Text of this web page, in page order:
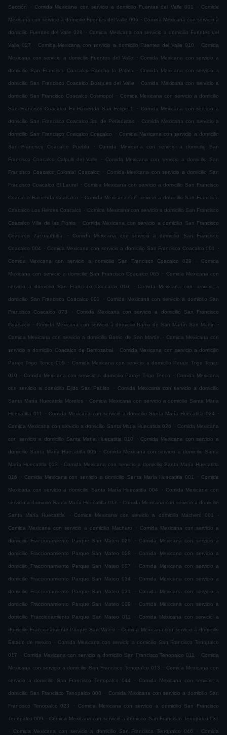
Sección . Comida Mexicana con servicio a domicilio Fuentes del Valle 001 . Comida
Mexicana con servicio a domicilio Fuentes del Valle 006 . Comida Mexicana con servicio a
domicilio Fuentes del Valle 029 . Comida Mexicana con servicio a domicilio Fuentes del
Valle 027 . Comida Mexicana con servicio a domicilio Fuentes del Valle 010 . Comida
Mexicana con servicio a domicilio Fuentes del Valle . Comida Mexicana con servicio a
domicilio San Francisco Coacalco Rancho la Palma . Comida Mexicana con servicio a
domicilio San Francisco Coacalco Bosques del Valle . Comida Mexicana con servicio a
domicilio San Francisco Coacalco Cosmopol . Comida Mexicana con servicio a domicilio
San Francisco Coacalco Ex Hacienda San Felipe 1 . Comida Mexicana con servicio a
domicilio San Francisco Coacalco 3ra de Periodistas . Comida Mexicana con servicio a
domicilio San Francisco Coacalco Coacalco . Comida Mexicana con servicio a domicilio
San Francisco Coacalco Pueblo . Comida Mexicana con servicio a domicilio San
Francisco Coacalco Calpulli del Valle . Comida Mexicana con servicio a domicilio San
Francisco Coacalco Colonial Coacalco . Comida Mexicana con servicio a domicilio San
Francisco Coacalco El Laurel . Comida Mexicana con servicio a domicilio San Francisco
Coacalco Hacienda Coacalco . Comida Mexicana con servicio a domicilio San Francisco
Coacalco Los Heroes Coacalco . Comida Mexicana con servicio a domicilio San Francisco
Coacalco Villa de las Flores . Comida Mexicana con servicio a domicilio San Francisco
Coacalco Zacuauhtitla . Comida Mexicana con servicio a domicilio San Francisco
Coacalco 004 . Comida Mexicana con servicio a domicilio San Francisco Coacalco 001 .
Comida Mexicana con servicio a domicilio San Francisco Coacalco 029 . Comida
Mexicana con servicio a domicilio San Francisco Coacalco 065 . Comida Mexicana con
servicio a domicilio San Francisco Coacalco 010 . Comida Mexicana con servicio a
domicilio San Francisco Coacalco 003 . Comida Mexicana con servicio a domicilio San
Francisco Coacalco 073 . Comida Mexicana con servicio a domicilio San Francisco
Coacalco . Comida Mexicana con servicio a domicilio Barrio de San Martín San Martin .
Comida Mexicana con servicio a domicilio Barrio de San Martín . Comida Mexicana con
servicio a domicilio Coacalco de Berriozabal . Comida Mexicana con servicio a domicilio
Paraje Trigo Tenco 009 . Comida Mexicana con servicio a domicilio Paraje Trigo Tenco
010 . Comida Mexicana con servicio a domicilio Paraje Trigo Tenco . Comida Mexicana
con servicio a domicilio Ejido San Pablito . Comida Mexicana con servicio a domicilio
Santa María Huecatitla Morelos . Comida Mexicana con servicio a domicilio Santa María
Huecatitla 011 . Comida Mexicana con servicio a domicilio Santa María Huecatitla 024 .
Comida Mexicana con servicio a domicilio Santa María Huecatitla 026 . Comida Mexicana
con servicio a domicilio Santa María Huecatitla 010 . Comida Mexicana con servicio a
domicilio Santa María Huecatitla 005 . Comida Mexicana con servicio a domicilio Santa
María Huecatitla 013 . Comida Mexicana con servicio a domicilio Santa María Huecatitla
016 . Comida Mexicana con servicio a domicilio Santa María Huecatitla 001 . Comida
Mexicana con servicio a domicilio Santa María Huecatitla 004 . Comida Mexicana con
servicio a domicilio Santa María Huecatitla 017 . Comida Mexicana con servicio a domicilio
Santa María Huecatitla . Comida Mexicana con servicio a domicilio Machero 001 .
Comida Mexicana con servicio a domicilio Machero . Comida Mexicana con servicio a
domicilio Fraccionamiento Parque San Mateo 029 . Comida Mexicana con servicio a
domicilio Fraccionamiento Parque San Mateo 028 . Comida Mexicana con servicio a
domicilio Fraccionamiento Parque San Mateo 007 . Comida Mexicana con servicio a
domicilio Fraccionamiento Parque San Mateo 034 . Comida Mexicana con servicio a
domicilio Fraccionamiento Parque San Mateo 031 . Comida Mexicana con servicio a
domicilio Fraccionamiento Parque San Mateo 009 . Comida Mexicana con servicio a
domicilio Fraccionamiento Parque San Mateo 011 . Comida Mexicana con servicio a
domicilio Fraccionamiento Parque San Mateo . Comida Mexicana con servicio a domicilio
Estado de mexico . Comida Mexicana con servicio a domicilio San Francisco Tenopalco
017 . Comida Mexicana con servicio a domicilio San Francisco Tenopalco 011 . Comida
Mexicana con servicio a domicilio San Francisco Tenopalco 013 . Comida Mexicana con
servicio a domicilio San Francisco Tenopalco 044 . Comida Mexicana con servicio a
domicilio San Francisco Tenopalco 008 . Comida Mexicana con servicio a domicilio San
Francisco Tenopalco 023 . Comida Mexicana con servicio a domicilio San Francisco
Tenopalco 009 . Comida Mexicana con servicio a domicilio San Francisco Tenopalco 037
.
Comida Mexicana con servicio a domicilio San Francisco Tenopalco 046 . Comida